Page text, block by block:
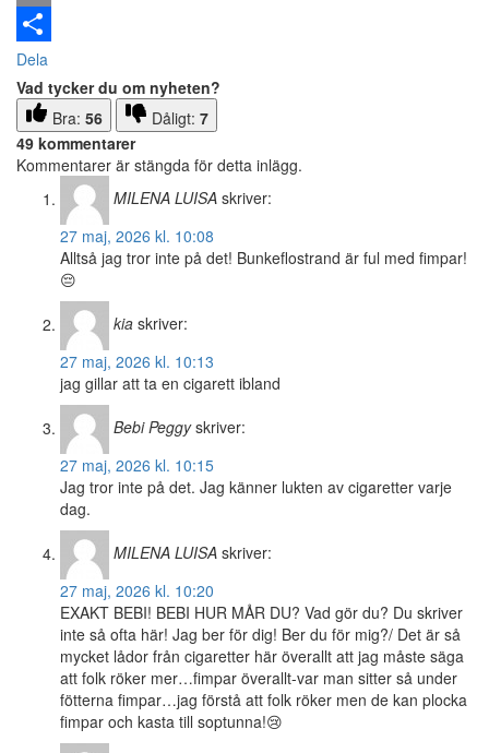
Email
Dela
Vad tycker du om nyheten?
Bra: 56 Dåligt: 7
49 kommentarer
Kommentarer är stängda för detta inlägg.
MILENA LUISA skriver:
27 maj, 2026 kl. 10:08
Alltså jag tror inte på det! Bunkeflostrand är ful med fimpar!
😔
kia skriver:
27 maj, 2026 kl. 10:13
jag gillar att ta en cigarett ibland
Bebi Peggy skriver:
27 maj, 2026 kl. 10:15
Jag tror inte på det. Jag känner lukten av cigaretter varje
dag.
MILENA LUISA skriver:
27 maj, 2026 kl. 10:20
EXAKT BEBI! BEBI HUR MÅR DU? Vad gör du? Du skriver
inte så ofta här! Jag ber för dig! Ber du för mig?/ Det är så
mycket lådor från cigaretter här överallt att jag måste säga
att folk röker mer…fimpar överallt-var man sitter så under
fötterna fimpar…jag förstå att folk röker men de kan plocka
fimpar och kasta till soptunna!😢